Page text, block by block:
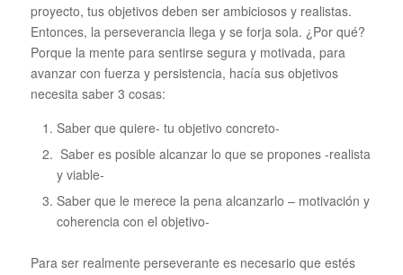
proyecto, tus objetivos deben ser ambiciosos y realistas.
Entonces, la perseverancia llega y se forja sola. ¿Por qué?
Porque la mente para sentirse segura y motivada, para
avanzar con fuerza y persistencia, hacía sus objetivos
necesita saber 3 cosas:
Saber que quiere- tu objetivo concreto-
Saber es posible alcanzar lo que se propones -realista
y viable-
Saber que le merece la pena alcanzarlo – motivación y
coherencia con el objetivo-
Para ser realmente perseverante es necesario que estés